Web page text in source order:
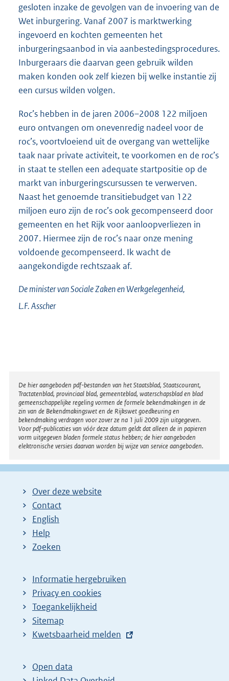
gesloten inzake de gevolgen van de invoering van de
Wet inburgering. Vanaf 2007 is marktwerking
ingevoerd en kochten gemeenten het
inburgeringsaanbod in via aanbestedingsprocedures.
Inburgeraars die daarvan geen gebruik wilden
maken konden ook zelf kiezen bij welke instantie zij
een cursus wilden volgen.
Roc’s hebben in de jaren 2006–2008 122 miljoen
euro ontvangen om onevenredig nadeel voor de
roc’s, voortvloeiend uit de overgang van wettelijke
taak naar private activiteit, te voorkomen en de roc’s
in staat te stellen een adequate startpositie op de
markt van inburgeringscursussen te verwerven.
Naast het genoemde transitiebudget van 122
miljoen euro zijn de roc’s ook gecompenseerd door
gemeenten en het Rijk voor aanloopverliezen in
2007. Hiermee zijn de roc’s naar onze mening
voldoende gecompenseerd. Ik wacht de
aangekondigde rechtszaak af.
De minister van Sociale Zaken en Werkgelegenheid,
L.F.Asscher
Disclaimer
De hier aangeboden pdf-bestanden van het Staatsblad, Staatscourant,
Tractatenblad, provinciaal blad, gemeenteblad, waterschapsblad en blad
gemeenschappelijke regeling vormen de formele bekendmakingen in de
zin van de Bekendmakingswet en de Rijkswet goedkeuring en
bekendmaking verdragen voor zover ze na 1 juli 2009 zijn uitgegeven.
Voor pdf-publicaties van vóór deze datum geldt dat alleen de in papieren
vorm uitgegeven bladen formele status hebben; de hier aangeboden
elektronische versies daarvan worden bij wijze van service aangeboden.
Over deze website
Contact
English
Help
Zoeken
Informatie hergebruiken
Privacy en cookies
Toegankelijkheid
Sitemap
E
t
e
Kwetsbaarheid melden
Open data